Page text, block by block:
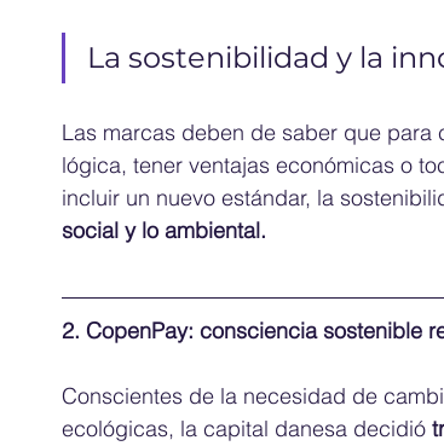
La sostenibilidad y la
Las marcas deben de saber que
lógica, tener ventajas económicas o
incluir un nuevo estándar, la
social y lo ambiental.
2. CopenPay: consciencia sostenible
Conscientes de la necesidad de
ecológicas, la capital danesa decidió